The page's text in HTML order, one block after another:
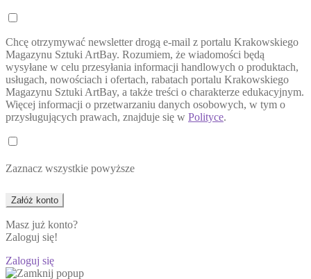
Chcę otrzymywać newsletter drogą e-mail z portalu Krakowskiego
Magazynu Sztuki ArtBay. Rozumiem, że wiadomości będą
wysyłane w celu przesyłania informacji handlowych o produktach,
usługach, nowościach i ofertach, rabatach portalu Krakowskiego
Magazynu Sztuki ArtBay, a także treści o charakterze edukacyjnym.
Więcej informacji o przetwarzaniu danych osobowych, w tym o
przysługujących prawach, znajduje się w Polityce.
Zaznacz wszystkie powyższe
Masz już konto?
Zaloguj się!
Zaloguj się